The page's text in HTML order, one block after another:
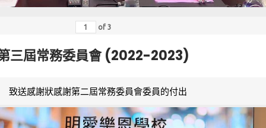
of 3
三屆常務委員會 (2022-2023)
致送感謝狀感謝第二屆常務委員會委員的付出